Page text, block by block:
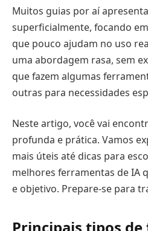
Muitos guias por aí
superficialmente, focando
que pouco ajudam no uso
uma abordagem rasa, sem
que fazem algumas
outras para necessidades
Neste artigo, você vai
profunda e prática. Vamos
mais úteis até dicas para
melhores ferramentas de IA
e objetivo. Prepare-se para